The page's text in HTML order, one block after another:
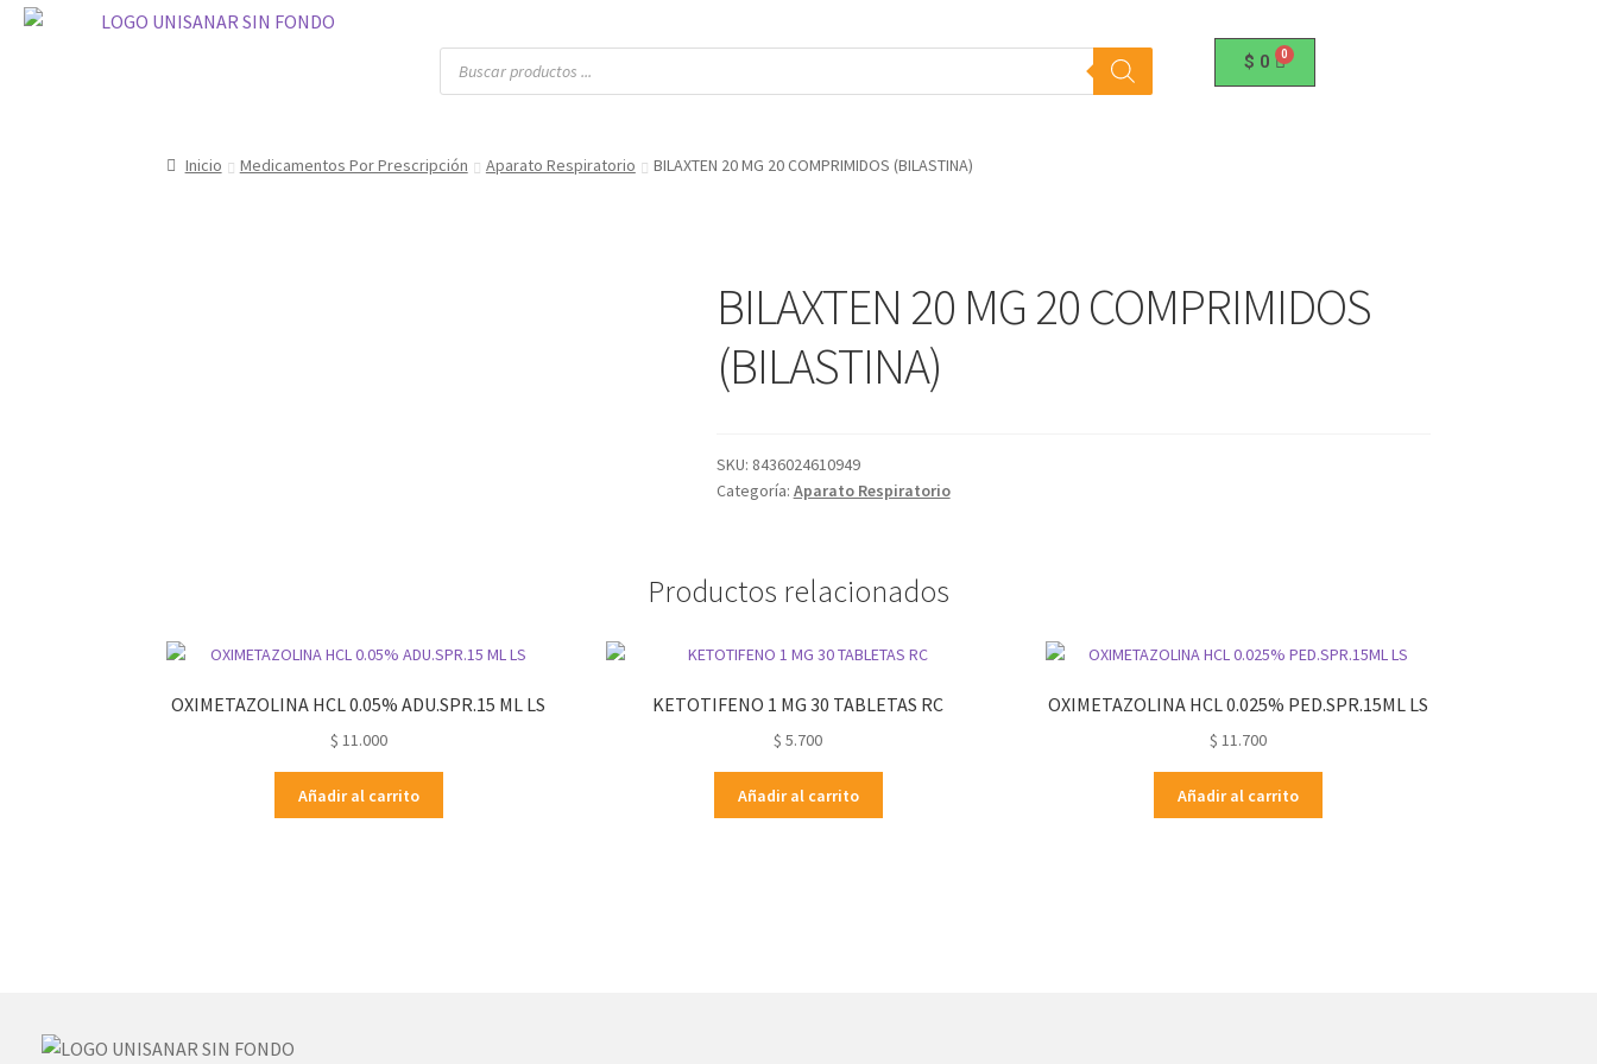
$ 0
Inicio Medicamentos Por Prescripción Aparato Respiratorio BILAXTEN 20 MG 20 COMPRIMIDOS (BILASTINA)
BILAXTEN 20 MG 20 COMPRIMIDOS
(BILASTINA)
SKU: 8436024610949
Categoría: Aparato Respiratorio
Productos relacionados
OXIMETAZOLINA HCL 0.05% ADU.SPR.15 ML LS
$ 11.000
Añadir al carrito
KETOTIFENO 1 MG 30 TABLETAS RC
$ 5.700
Añadir al carrito
OXIMETAZOLINA HCL 0.025% PED.SPR.15ML LS
$ 11.700
Añadir al carrito